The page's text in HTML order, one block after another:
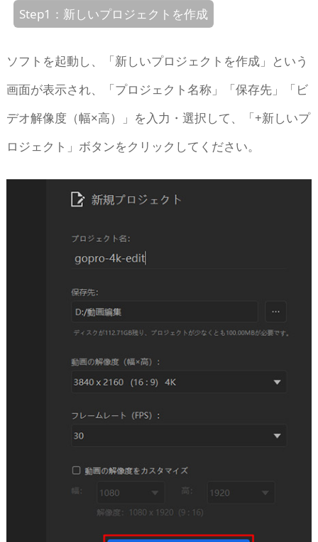
Step1：新しいプロジェクトを作成
ソフトを起動し、「新しいプロジェクトを作成」という
画面が表示され、「プロジェクト名称」「保存先」「ビ
デオ解像度（幅×高）」を入力・選択して、「+新しいプ
ロジェクト」ボタンをクリックしてください。